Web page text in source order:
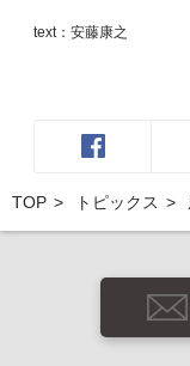
text：安藤康之
TOP トピックス